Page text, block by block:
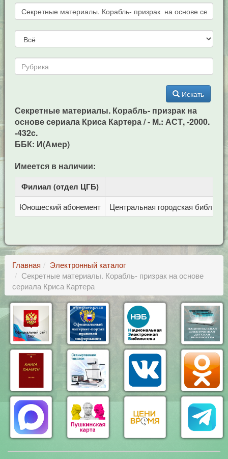
Искать
Секретные материалы. Корабль- призрак на
основе сериала Криса Картера / - М.: АСТ, -2000.
-432c.
ББК: И(Амер)
Имеется в наличии:
Филиал (отдел ЦГБ)
Юношеский абонемент Центральная городская
Главная
Электронный каталог
Секретные материалы. Корабль- призрак на основе
сериала Криса Картера